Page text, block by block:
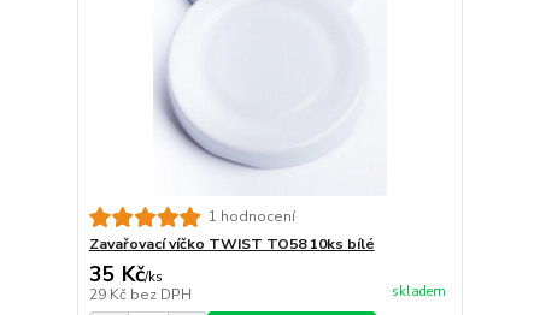
1 hodnocení
Zavařovací víčko TWIST TO58 10ks bílé
35 Kč/ks
29 Kč bez DPH skladem